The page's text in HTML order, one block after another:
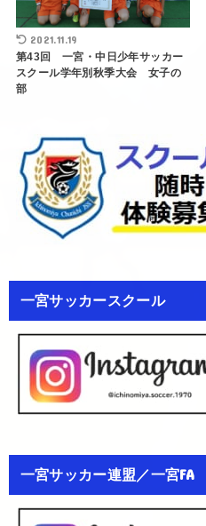
2021.11.19
第43回 一宮・中日少年サッカー
スクール学年別秋季大会 女子の
部
一宮サッカースクール
一宮サッカー連盟／一宮FA